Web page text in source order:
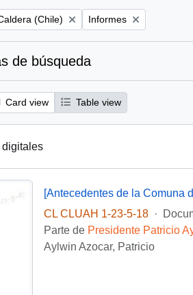
filter:
(Chile) Remove filter:
Informes
de búsqueda
Card view Table view
digitales
[Antecedentes de la Comuna
CL CLUAH 1-23-5-18
·
Parte de Presidente Patricio
Aylwin Azocar, Patricio